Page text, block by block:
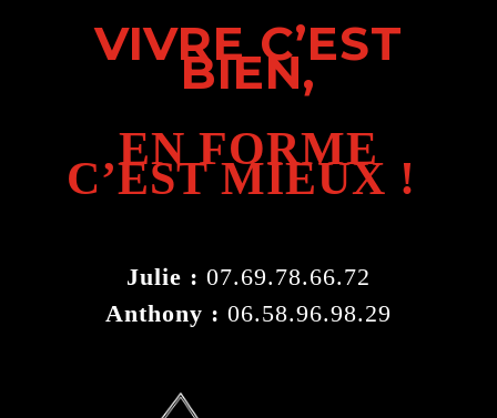
VIVRE C’EST
BIEN,
EN FORME
C’EST MIEUX !
Julie : 07.69.78.66.72
Anthony : 06.58.96.98.29